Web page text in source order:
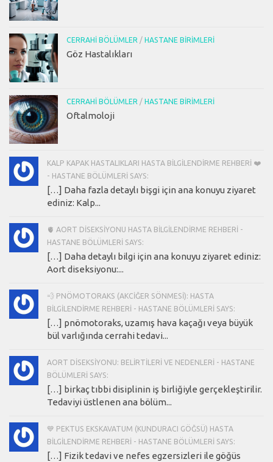
CERRAHI BÖLÜMLER / HASTANE BIRIMLERI
Göz Hastalıkları
CERRAHI BÖLÜMLER / HASTANE BIRIMLERI
Oftalmoloji
KALP KAPAK HASTALIKLARI HASTA BILGILENDIRME REHBERI ❤️
- HASTANE BÖLÜMLERI SAYS:
[…] Daha fazla detaylı bişgi için ana konuyu ziyaret
ediniz: Kalp...
🫀 AORT DISEKSIYONU HASTA BILGILENDIRME REHBERI -
HASTANE BÖLÜMLERI SAYS:
[…] Daha detaylı bilgi için ana konuyu ziyaret ediniz:
Aort diseksiyonu:...
💨 PNÖMOTORAKS (AKCIĞER SÖNMESI): HASTA
BILGILENDIRME REHBERI - HASTANE BÖLÜMLERI SAYS:
[…] pnömotoraks, uzamış hava kaçağı veya büyük
bül varlığında cerrahi tedavi...
AORT DISEKSIYONU: BELIRTILERI VE NEDENLERI - HASTANE
BÖLÜMLERI SAYS:
[…] birkaç tıbbi disiplinin iş birliğiyle gerçekleştirilir.
Tedaviyi üstlenen ana bölüm...
💙 PEKTUS EKSKAVATUM (KUNDURACI GÖĞSÜ) HASTA
BILGILENDIRME REHBERI - HASTANE BÖLÜMLERI SAYS:
[…] Fizik tedavi ve nefes egzersizleri ile göğüs